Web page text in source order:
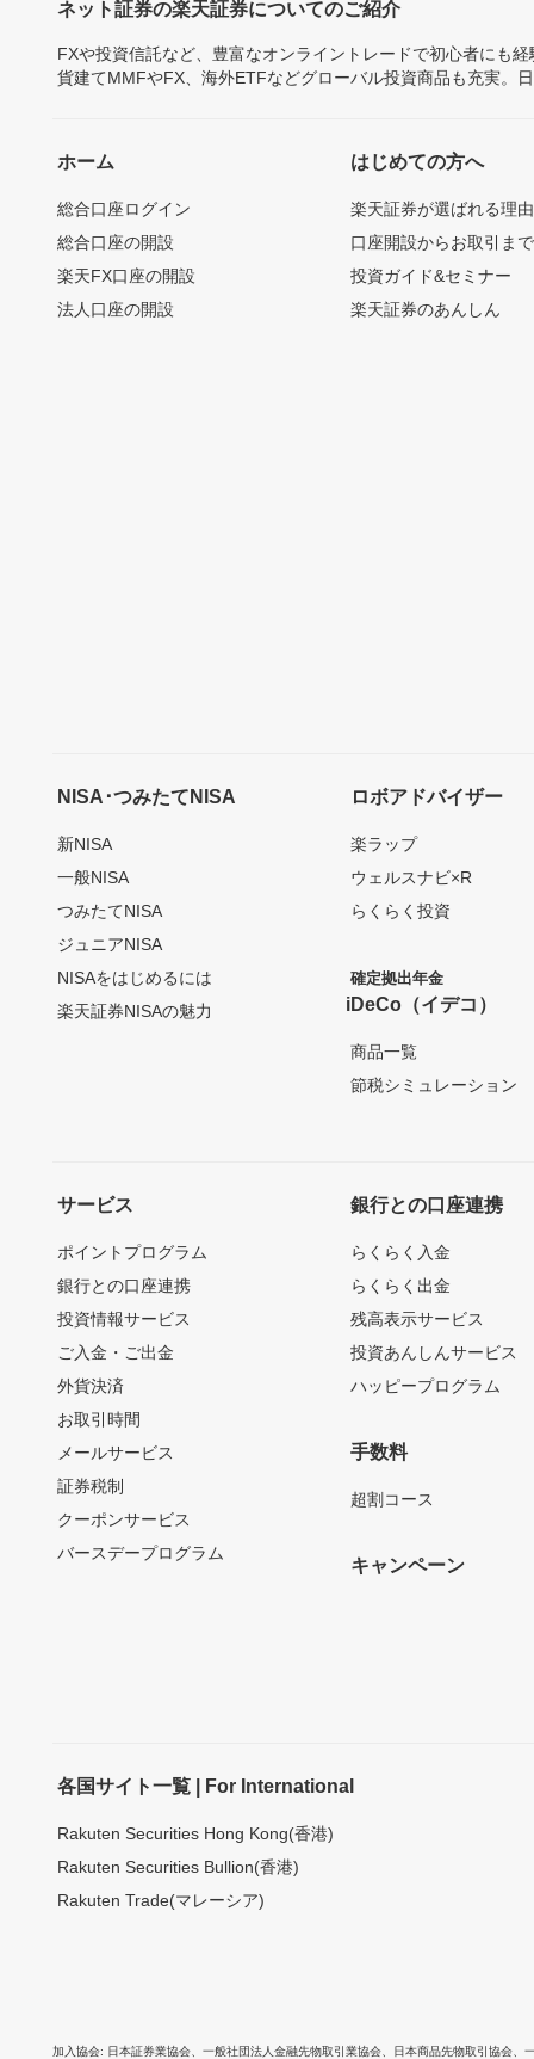
ネット証券の楽天証券についてのご紹介
FXや投資信託など、豊富なオンライントレードで初心者にも
貨建てMMFやFX、海外ETFなどグローバル投資商品も充実。
ホーム
総合口座ログイン
総合口座の開設
楽天FX口座の開設
法人口座の開設
はじめての方へ
楽天証券が選ばれる理由
口座開設からお取引ま
投資ガイド&セミナー
楽天証券のあんしん
NISA･つみたてNISA
新NISA
一般NISA
つみたてNISA
ジュニアNISA
NISAをはじめるには
楽天証券NISAの魅力
ロボアドバイザー
楽ラップ
ウェルスナビ×R
らくらく投資
確定拠出年金
iDeCo（イデコ）
商品一覧
節税シミュレーション
サービス
ポイントプログラム
銀行との口座連携
投資情報サービス
ご入金・ご出金
外貨決済
お取引時間
メールサービス
証券税制
クーポンサービス
バースデープログラム
銀行との口座連携
らくらく入金
らくらく出金
残高表示サービス
投資あんしんサービス
ハッピープログラム
手数料
超割コース
キャンペーン
各国サイト一覧 | For International
Rakuten Securities Hong Kong(香港)
Rakuten Securities Bullion(香港)
Rakuten Trade(マレーシア)
加入協会 日本証券業協会 一般社団法人金融先物取引業協会 日本商品先物取引協会